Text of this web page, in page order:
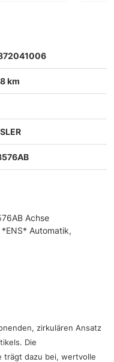
km
Achse
Automatik,
zirkulären Ansatz
Die
trägt dazu bei, wertvolle